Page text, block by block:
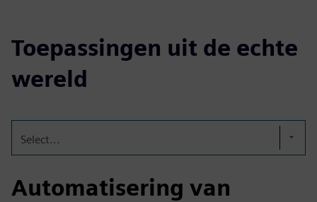
Toepassingen uit de echte
wereld
Select...
Automatisering van